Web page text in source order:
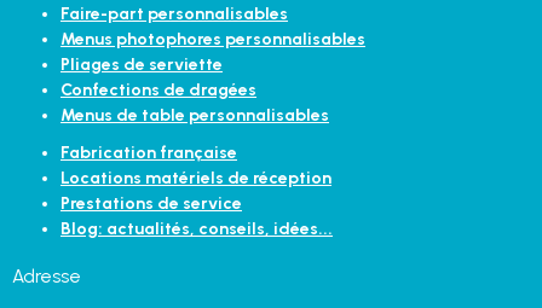
Faire-part personnalisables
Menus photophores personnalisables
Pliages de serviette
Confections de dragées
Menus de table personnalisables
Fabrication française
Locations matériels de réception
Prestations de service
Blog: actualités, conseils, idées...
Adresse